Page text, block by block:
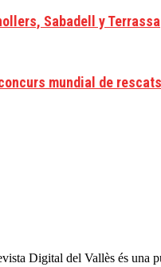
Sabadell y Terrassa
mundial de rescats
Digital del Vallès és una